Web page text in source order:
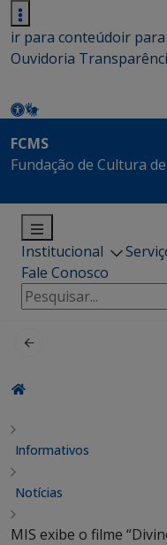
ir para conteúdoir
Ouvidoria
FCMS
Fundação de Cultura
Institucional
Fale Conosco
Pesquisar
por:
Informativos
Notícias
MIS exibe o filme